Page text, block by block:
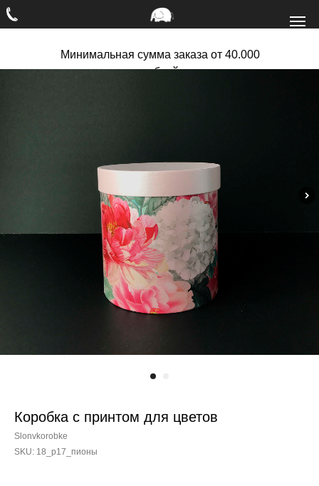
Минимальная сумма заказа от 40.000
рублей
Коробка с принтом для цветов
Slonvkorobke
SKU: 18_p17_пионы